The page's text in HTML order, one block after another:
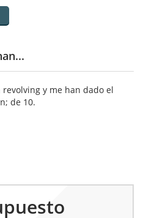
y me han dado el
de 10.